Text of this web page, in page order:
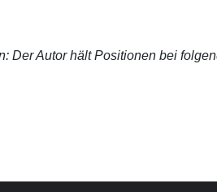
Der Autor hält Positionen bei